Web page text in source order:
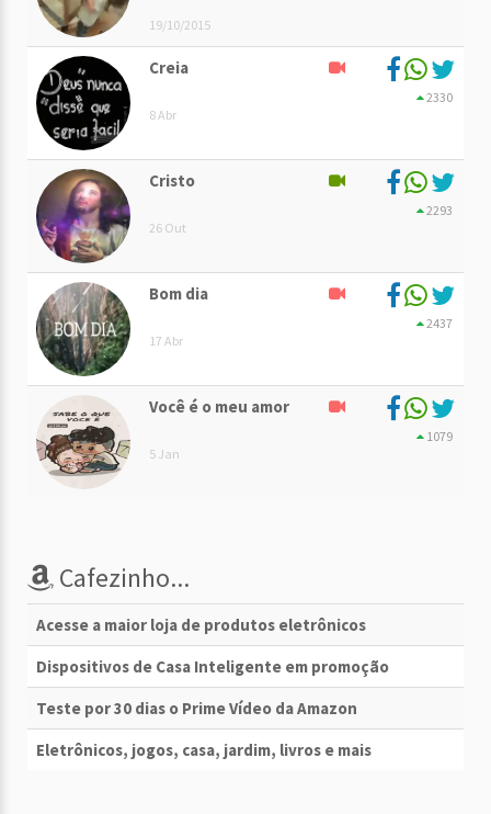
19/10/2015
Creia
8 Abr
2330
Cristo
26 Out
2293
Bom dia
17 Abr
2437
Você é o meu amor
5 Jan
1079
Cafezinho...
Acesse a maior loja de produtos eletrônicos
Dispositivos de Casa Inteligente em promoção
Teste por 30 dias o Prime Vídeo da Amazon
Eletrônicos, jogos, casa, jardim, livros e mais